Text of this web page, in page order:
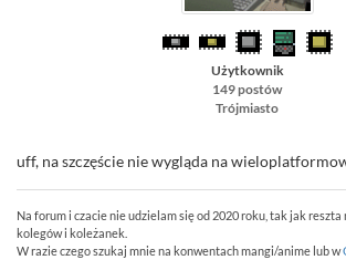
Użytkownik
149 postów
Trójmiasto
uff, na szczęście nie wygląda na
Na forum i czacie nie udzielam się od 2020 roku, tak jak
kolegów i koleżanek.
W razie czego szukaj mnie na konwentach mangi/anime lub w